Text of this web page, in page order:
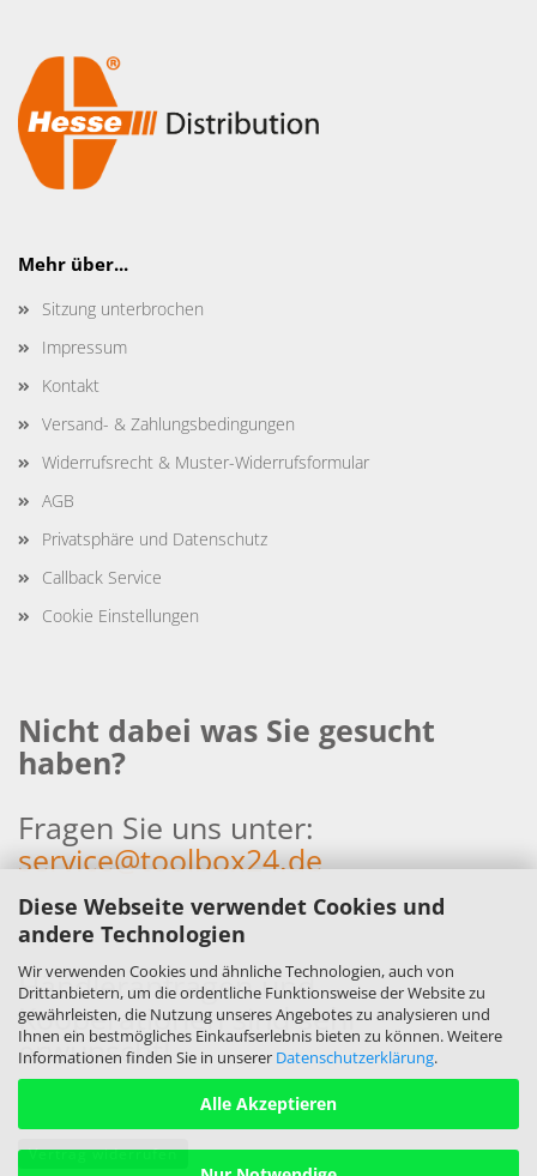
Diese Webseite verwendet Cookies und
andere Technologien
Wir verwenden Cookies und ähnliche Technologien, auch von
Drittanbietern, um die ordentliche Funktionsweise der Website zu
gewährleisten, die Nutzung unseres Angebotes zu analysieren und
Ihnen ein bestmögliches Einkaufserlebnis bieten zu können. Weitere
Informationen finden Sie in unserer Datenschutzerklärung.
Alle Akzeptieren
Mehr über...
Sitzung unterbrochen
Impressum
Kontakt
Versand- & Zahlungsbedingungen
Widerrufsrecht & Muster-Widerrufsformular
AGB
Privatsphäre und Datenschutz
Callback Service
Cookie Einstellungen
Nicht dabei was Sie gesucht
haben?
Fragen Sie uns unter:
service@toolbox24.de
Händleranfragen und
Kooperationen sind sehr
erwünscht!
Vertrag widerrufen